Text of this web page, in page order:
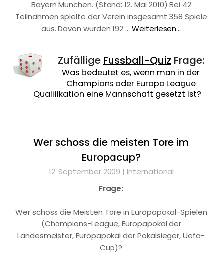
Bayern München. (Stand: 12. Mai 2010) Bei 42
Teilnahmen spielte der Verein insgesamt 358 Spiele
aus. Davon wurden 192 … Weiterlesen...
Zufällige Fussball-Quiz Frage:
Was bedeutet es, wenn man in der
Champions oder Europa League
Qualifikation eine Mannschaft gesetzt ist?
Wer schoss die meisten Tore im
Europacup?
12. September 2009 | International
Frage:
Wer schoss die Meisten Tore in Europapokal-Spielen
(Champions-League, Europapokal der
Landesmeister, Europapokal der Pokalsieger, Uefa-
Cup)?